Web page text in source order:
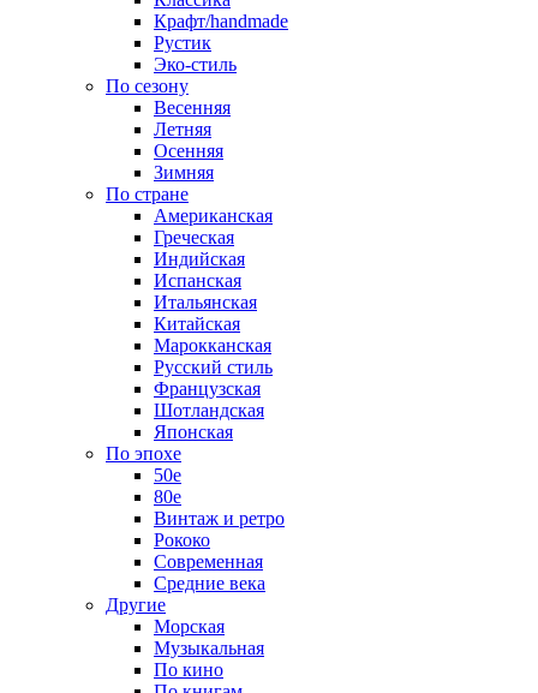
Крафт/handmade
Рустик
Эко-стиль
По сезону
Весенняя
Летняя
Осенняя
Зимняя
По стране
Американская
Греческая
Индийская
Испанская
Итальянская
Китайская
Марокканская
Русский стиль
Французская
Шотландская
Японская
По эпохе
50е
80е
Винтаж и ретро
Рококо
Современная
Средние века
Другие
Морская
Музыкальная
По кино